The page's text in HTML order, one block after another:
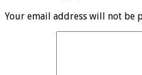
Your email address will not be